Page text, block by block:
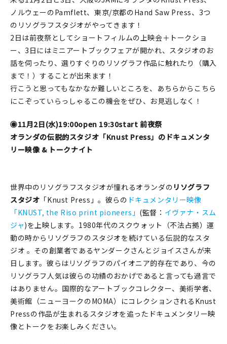
読みもの
イベント・ワークショップ
ギャラリー
おしらせ
マイアカウント
お買い物ガイド
よくある質問
お問い合わせ
ノルウェーのPamflett、東京/京都のHand Saw Press、3つ
のリソグラフスタジオがやってきます！
2日は前夜祭としてショートフィルムの上映会＋トークショ
ー、3日にはミニアートブックフェアが開かれ、スタジオのお
話を伺ったり、選りすぐりのリソグラフ作品に触れたり（購入
まで！）することが出来ます！
行こうと思ってもなかなか難しいところを、あちらからこちら
にこぞっていらっしゃるこの機会をぜひ、お見逃しなく！
◉11月2日(水)19:00open 19:30start 前夜祭
オランダの伝説的スタジオ「Knust Press」のドキュメンタ
リー映像 & トークナイト
世界中のリソグラフスタジオが憧れるオランダの リソグラフ
スタジオ 「Knust Press」。彼らの ドキュメンタリー映像
「KNUST, the Riso print pioneers」 (監督： イヴァナ・スム
ジャ)を上映します。1980年代のスクウォット（不法占拠）運
動の時からリソグラフのスタジオを続けている伝説的なスタ
ジオ 。その創業者であるヤンダークさんとジョイスさんが来
日します。彼らはリソグラフのパイオニア的存在であり、今の
リソグラフ人気は彼らの功績のおかげであると言っても過言で
はありません。国際的なアートブックコレクター、美術学者、
美術館（ニューヨークのMOMA）にコレクションされるKnust
Pressの作品が生まれるスタジオを追ったドキュメンタリー映
像とトークをお楽しみください。